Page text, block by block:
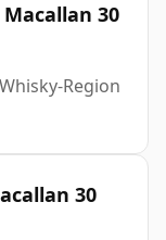
30
Region
30